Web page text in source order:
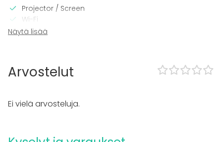
Projector / Screen
Wi-Fi
Tilaan kuuluu
Musiikki kovalla OK
Tanssilattia
Outdoor area
Näytä lisää
Arvostelut
Ei vielä arvosteluja.